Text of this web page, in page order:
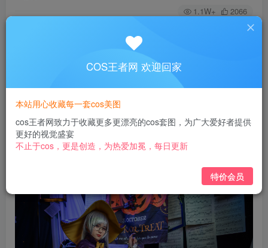
1.1W+ 2066
此内容为付费阅读，请付费后查看
3
黄金会员免费 钻石会员 免费
立即购买
COS王者网 欢迎回家
本站用心收藏每一套cos美图
cos王者网致力于收藏更多更漂亮的cos套图，为广大爱好者提供
更好的视觉盛宴
不止于cos，更是创造，为热爱加冕，每日更新
特价会员